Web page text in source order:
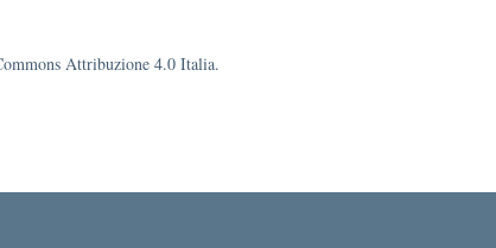
Attribuzione 4.0 Italia.